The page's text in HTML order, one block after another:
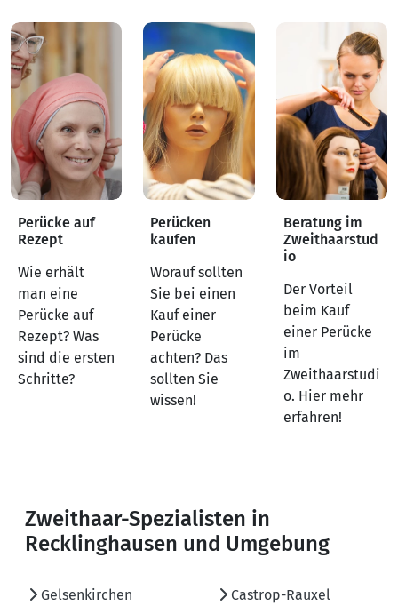
Perücke auf
Rezept
Wie erhält
man eine
Perücke auf
Rezept? Was
sind die ersten
Schritte?
Perücken
kaufen
Worauf sollten
Sie bei einen
Kauf einer
Perücke
achten? Das
sollten Sie
wissen!
Beratung im
Zweithaarstud
io
Der Vorteil
beim Kauf
einer Perücke
im
Zweithaarstudi
o. Hier mehr
erfahren!
Zweithaar-Spezialisten in
Recklinghausen und Umgebung
Gelsenkirchen Castrop-Rauxel